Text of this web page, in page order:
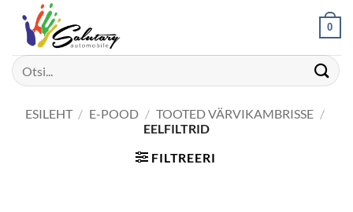
content
0
Otsi:
ESILEHT / E-POOD / TOOTED VÄRVIKAMBRISSE /
EELFILTRID
FILTREERI